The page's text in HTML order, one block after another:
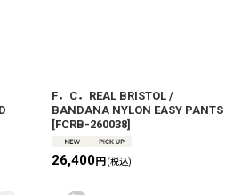
F．C．REAL BRISTOL /
BANDANA NYLON EASY PANTS
[FCRB-260038]
26,400円(税込)